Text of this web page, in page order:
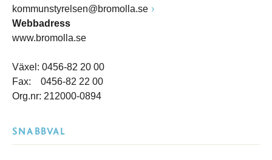
kommunstyrelsen@bromolla.se
Webbadress
www.bromolla.se
Växel: 0456-82 20 00
Fax: 0456-82 22 00
Org.nr: 212000-0894
SNABBVAL